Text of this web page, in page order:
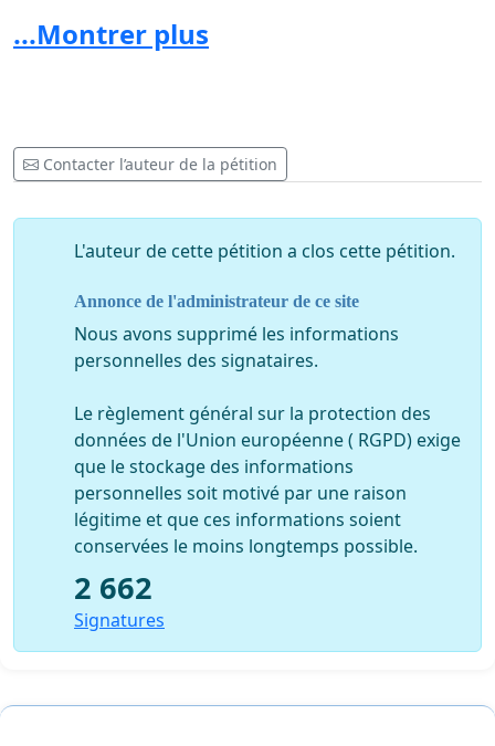
LE JEU ET LES RESULTATS
football et envers les supporters. Chaque week-end
nous avons espoir que le prochain match soit meilleur
Les joueurs semblent perdus sur le terrain, ils semblent
systématiquement devant.
L'équipe ne sait jouer uniquement qu'en contre et est
incapable de produire du jeu. Par conséquent, il est
domicile cela nous pénalise contre des équipes qui sont
à notre portée (Arles, Valenciennes, Nice...) et contre
lesquelles nous nous devons d'imposer notre jeu...
L'ASM n'est pas le club ayant le moins de moyens et
pourtant nous sommes l'équipe qui pratique un des
plus mauvais jeu de L1.
prestations de Nene, Park et Ruffier étaient « l'arbre qui
cachait la forêt...défrichée ».
Aujourd'hui , sans Nene et avec un Park qui ne joue plus
au grand jour.
...Montrer plus
Contacter l’auteur de la pétition
L'auteur de cette pétition a clos cette pétition.
Annonce de l'administrateur de ce site
Nous avons supprimé les informations
personnelles des signataires.
Le règlement général sur la protection des
données de l'Union européenne ( RGPD) exige
que le stockage des informations
personnelles soit motivé par une raison
légitime et que ces informations soient
conservées le moins longtemps possible.
2 662
Signatures